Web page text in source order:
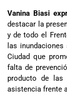
Vanina Biasi
destacar la
y de todo el
las
Ciudad que
falta de
producto de las
asistencia frente